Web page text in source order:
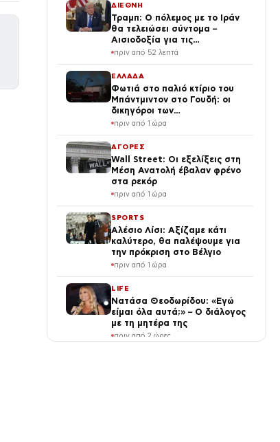
ΔΙΕΘΝΗ
Τραμπ: Ο πόλεμος με το Ιράν
θα τελειώσει σύντομα –
Αισιοδοξία για τις
διαπραγματεύσεις
πριν από 52 λεπτά
ΕΛΛΑΔΑ
Φωτιά στο παλιό κτίριο του
Μπάντμιντον στο Γουδή: οι
δικηγόροι των
κατηγορουμένων λένε «Η
ελλείψεων και σοβαρών
κενών»
πριν από 1 ώρα
ΑΓΟΡΕΣ
Wall Street: Οι εξελίξεις στη
Μέση Ανατολή έβαλαν φρένο
στα ρεκόρ
πριν από 1 ώρα
SPORTS
Αλέσιο Λίσι: Αξίζαμε κάτι
καλύτερο, θα παλέψουμε για
την πρόκριση στο Βέλγιο
πριν από 1 ώρα
LIFE
Νατάσα Θεοδωρίδου: «Εγώ
είμαι όλα αυτά;» – Ο διάλογος
με τη μητέρα της
πριν από 2 ώρες